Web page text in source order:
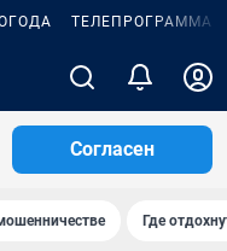
ТЕЛЕПРОГРАММА
Согласен
Где